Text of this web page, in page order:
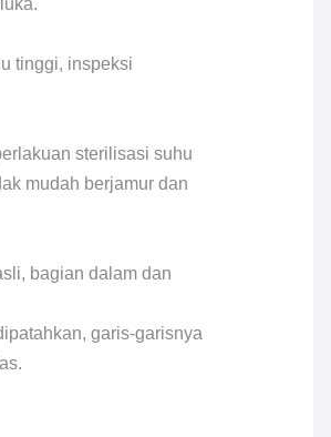
tinggi, inspeksi
sterilisasi suhu
mudah berjamur dan
bagian dalam dan
garis-garisnya